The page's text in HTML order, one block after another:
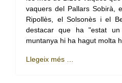
vaquers del Pallars Sobirà,
Ripollès, el Solsonès i el
destacar que ha "estat
muntanya hi ha hagut molta
Llegeix més …